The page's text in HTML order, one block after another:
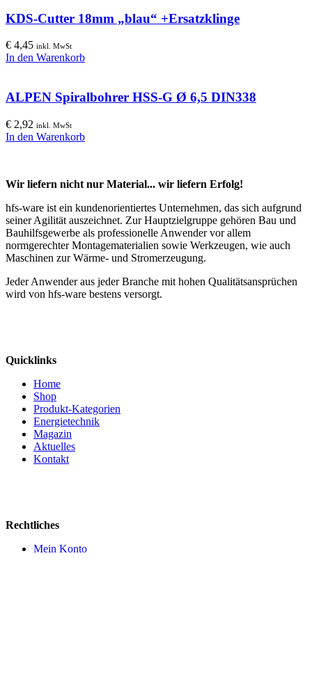
KDS-Cutter 18mm „blau“ +Ersatzklinge
€ 4,45 inkl. MwSt
In den Warenkorb
ALPEN Spiralbohrer HSS-G Ø 6,5 DIN338
€ 2,92 inkl. MwSt
In den Warenkorb
Wir liefern nicht nur Material... wir liefern Erfolg!
hfs-ware ist ein kundenorientiertes Unternehmen, das sich aufgrund
seiner Agilität auszeichnet. Zur Hauptzielgruppe gehören Bau und
Bauhilfsgewerbe als professionelle Anwender vor allem
normgerechter Montagematerialien sowie Werkzeugen, wie auch
Maschinen zur Wärme- und Stromerzeugung.
Jeder Anwender aus jeder Branche mit hohen Qualitätsansprüchen
wird von hfs-ware bestens versorgt.
Quicklinks
Home
Shop
Produkt-Kategorien
Energietechnik
Magazin
Aktuelles
Kontakt
Rechtliches
Mein Konto